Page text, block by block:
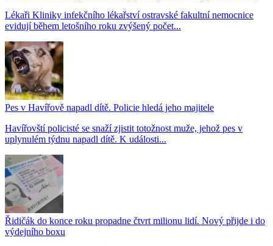
Lékaři Kliniky infekčního lékařství ostravské fakultní nemocnice
evidují během letošního roku zvýšený počet...
Pes v Havířově napadl dítě. Policie hledá jeho majitele
Havířovští policisté se snaží zjistit totožnost muže, jehož pes v
uplynulém týdnu napadl dítě. K události...
Řidičák do konce roku propadne čtvrt milionu lidí. Nový přijde i do
výdejního boxu